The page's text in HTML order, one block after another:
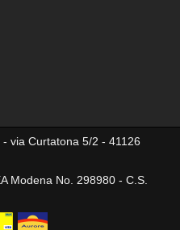
via Curtatona 5/2 - 41126
Modena No. 298980 - C.S.